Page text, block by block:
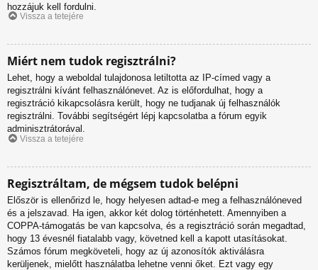
hozzájuk kell fordulni.
Vissza a tetejére
Miért nem tudok regisztrálni?
Lehet, hogy a weboldal tulajdonosa letiltotta az IP-címed vagy a
regisztrálni kívánt felhasználónevet. Az is előfordulhat, hogy a
regisztráció kikapcsolásra került, hogy ne tudjanak új felhasználók
regisztrálni. További segítségért lépj kapcsolatba a fórum egyik
adminisztrátorával.
Vissza a tetejére
Regisztráltam, de mégsem tudok belépni
Először is ellenőrizd le, hogy helyesen adtad-e meg a felhasználóneved
és a jelszavad. Ha igen, akkor két dolog történhetett. Amennyiben a
COPPA-támogatás be van kapcsolva, és a regisztráció során megadtad,
hogy 13 évesnél fiatalabb vagy, követned kell a kapott utasításokat.
Számos fórum megköveteli, hogy az új azonosítók aktiválásra
kerüljenek, mielőtt használatba lehetne venni őket. Ezt vagy egy